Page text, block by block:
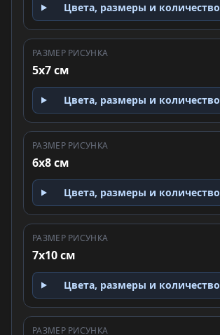
Цвета, размеры и количество
РАЗМЕР РИСУНКА
5x7 см
Цвета, размеры и количество
РАЗМЕР РИСУНКА
6x8 см
Цвета, размеры и количество
РАЗМЕР РИСУНКА
7x10 см
Цвета, размеры и количество
РАЗМЕР РИСУНКА